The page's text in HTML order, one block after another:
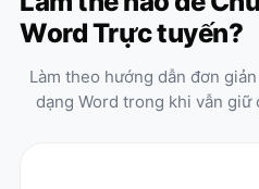
Word Trực tuyến?
Làm theo hướng dẫn đơn
dạng Word trong khi vẫn giữ